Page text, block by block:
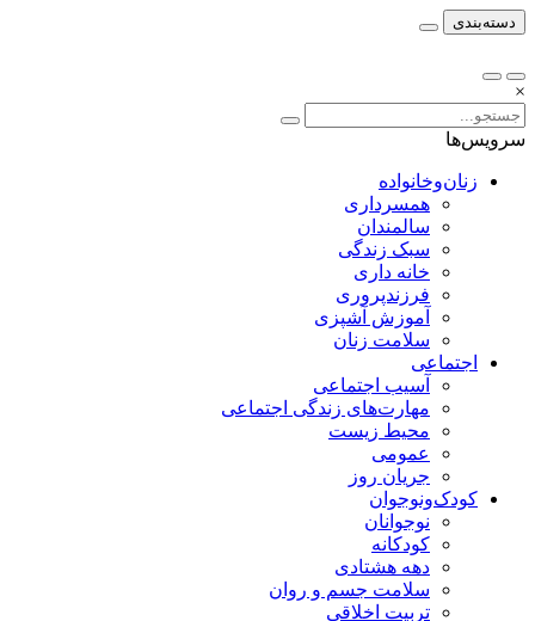
دسته‌بندی
×
سرویس‌ها
زنان‌وخانواده
همسرداری
سالمندان
سبک زندگی
خانه داری
فرزندپروری
آموزش آشپزی
سلامت زنان
اجتماعی
آسیب اجتماعی
مهارت‌های زندگی اجتماعی
محیط زیست
عمومی
جریان روز
کودک‌ونوجوان
نوجوانان
کودکانه
دهه هشتادی
سلامت جسم و روان
تربیت اخلاقی